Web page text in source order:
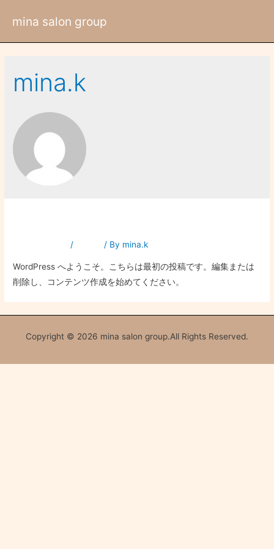
mina salon group
mina.k
/ / By mina.k
WordPress へようこそ。こちらは最初の投稿です。編集または
削除し、コンテンツ作成を始めてください。
Copyright © 2026 mina salon group.All Rights Reserved.